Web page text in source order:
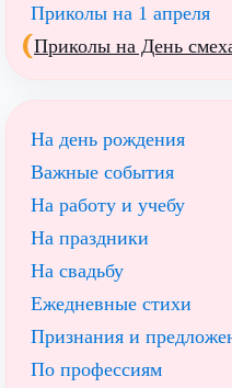
Приколы на 1 апреля
Приколы на День
На день рождения
Важные события
На работу и учебу
На праздники
На свадьбу
Ежедневные стихи
Признания и
По профессиям